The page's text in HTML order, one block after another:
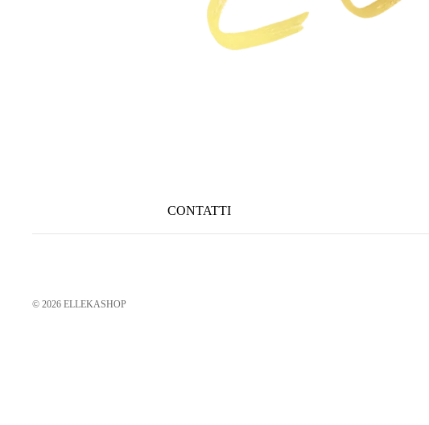
CONTATTI
© 2026 ELLEKASHOP